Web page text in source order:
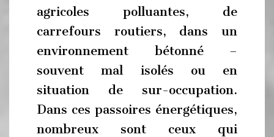
agricoles polluantes, de
carrefours routiers, dans un
environnement bétonné –
souvent mal isolés ou en
situation de sur-occupation.
Dans ces passoires énergétiques,
nombreux sont ceux qui